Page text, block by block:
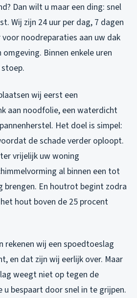
Dan wilt u maar een ding: snel
Wij zijn 24 uur per dag, 7 dagen
voor noodreparaties aan uw dak
Binnen enkele uren
wij eerst een
aan noodfolie, een waterdicht
Het doel is simpel:
de schade verder oploopt.
vrijelijk uw woning
al binnen een tot
brengen. En houtrot begint zodra
hout boven de 25 procent
rekenen wij een spoedtoeslag
en dat zijn wij eerlijk over. Maar
weegt niet op tegen de
u bespaart door snel in te grijpen.